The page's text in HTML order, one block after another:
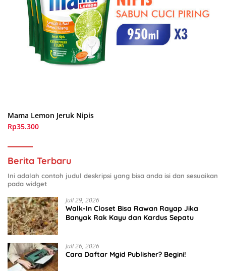
Mama Lemon Jeruk Nipis
Rp35.300
Berita Terbaru
Ini adalah contoh judul deskripsi yang bisa anda isi dan sesuaikan
pada widget
Juli 29, 2026
Walk-In Closet Bisa Rawan Rayap Jika
Banyak Rak Kayu dan Kardus Sepatu
Juli 26, 2026
Cara Daftar Mgid Publisher? Begini!